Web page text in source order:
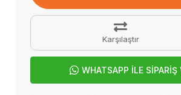
Karşılaştır
WHATSAPP İLE SİPARİŞ